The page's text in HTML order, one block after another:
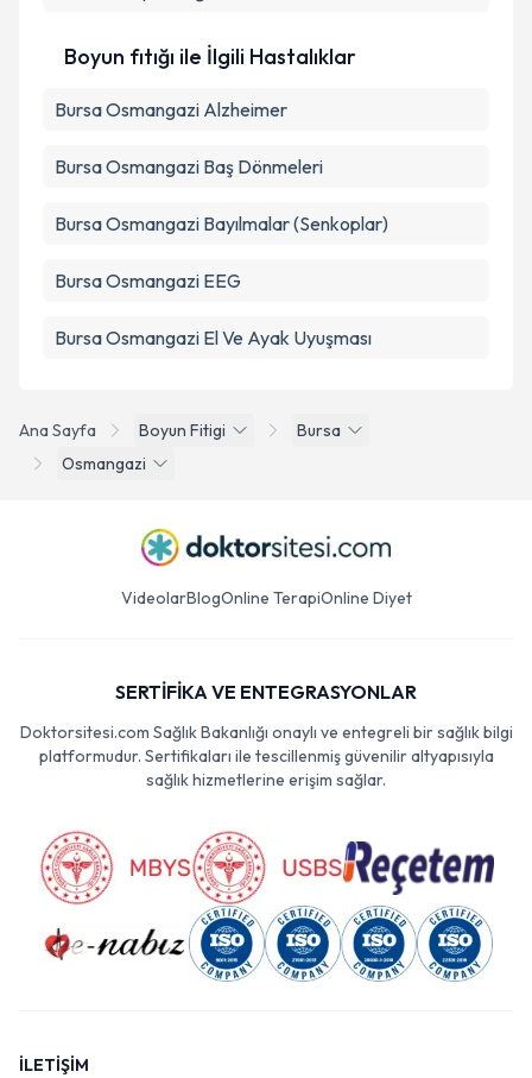
Ana Sayfa Boyun Fitigi
Bursa
Osmangazi
Boyun fıtığı ile İlgili Hastalıklar
Bursa Osmangazi Alzheimer
Bursa Osmangazi Baş Dönmeleri
Bursa Osmangazi Bayılmalar (Senkoplar)
Bursa Osmangazi EEG
Bursa Osmangazi El Ve Ayak Uyuşması
VideolarBlogOnline TerapiOnline Diyet
SERTİFİKA VE ENTEGRASYONLAR
Doktorsitesi.com Sağlık Bakanlığı onaylı ve entegreli bir sağlık bilgi
platformudur. Sertifikaları ile tescillenmiş güvenilir altyapısıyla
sağlık hizmetlerine erişim sağlar.
İLETİŞİM